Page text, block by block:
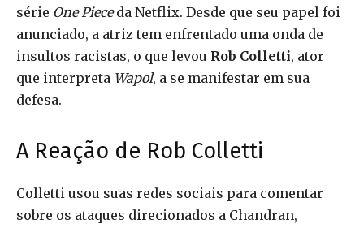
série One Pieceda Netflix. Desde que seu papel foi
anunciado, a atriz tem enfrentado uma onda de
insultos racistas, o que levou Rob Colletti, ator
que interpreta Wapol, a se manifestar em sua
defesa.
A Reação de Rob Colletti
Colletti usou suas redes sociais para comentar
sobre os ataques direcionados a Chandran,